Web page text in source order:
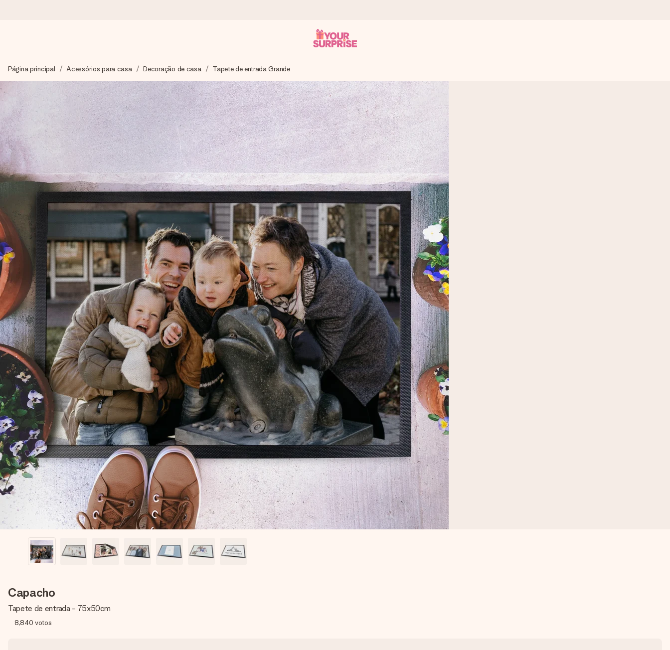
Preparamos o teu presente com toda a atenção e enviamos num instante - para que possas oferece-lo na hora certa, quando mais importa.
4,7 (com base em +15.000 avaliações)
Os nossos presentes inspiram. Os clientes avaliam-nos com 4,7 no Google Reviews.
Cartão com mensagem grátis
Cria algo único em apenas alguns passos - com o nome dela, uma foto ou uma mensagem que realmente toca o coração. Sem complicações, apenas todo o amor num momento especial.
Página principal Acessórios para casa Decoração de casa Tapete de entrada Grande
Capacho
Tapete de entrada - 75x50cm
8,840 votos